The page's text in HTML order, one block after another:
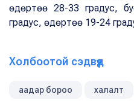
өдөртөө 28-33 градус,
градус, өдөртөө 19-24
Холбоотой сэдвүүд
аадар бороо халалт